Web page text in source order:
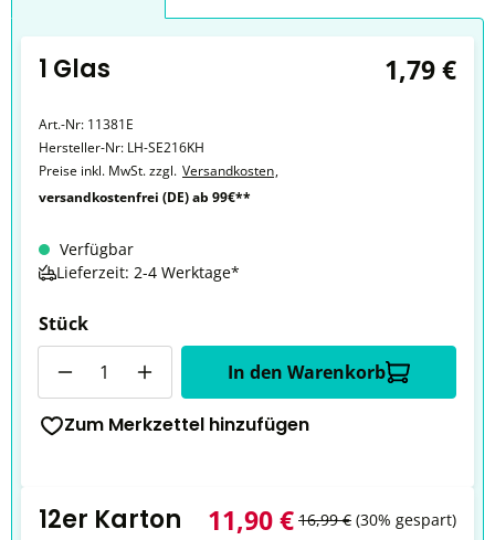
1 Glas 1,79 €
Art.-Nr: 11381E
Hersteller-Nr: LH-SE216KH
Preise inkl. MwSt. zzgl. Versandkosten,
versandkostenfrei (DE) ab 99€**
Verfügbar
Lieferzeit: 2-4 Werktage*
Stück
In den Warenkorb
Zum Merkzettel hinzufügen
12er Karton 11,90 € 16,99 € (30% gespart)